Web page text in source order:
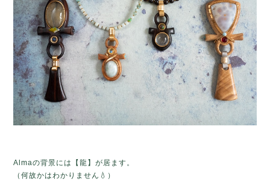
Almaの背景には【龍】が居ます。
（何故かはわかりません💧）